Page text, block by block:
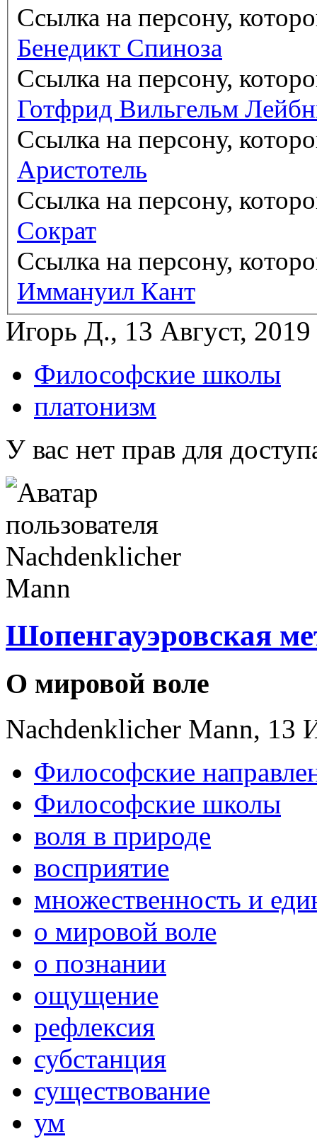
Ссылка на персону,
Бенедикт Спиноза
Ссылка на персону,
Готфрид Вильгельм
Ссылка на персону,
Аристотель
Ссылка на персону,
Сократ
Ссылка на персону,
Иммануил Кант
Игорь Д., 13 Август,
Философские школы
платонизм
У вас нет прав для
Шопенгауэровская
О мировой воле
Nachdenklicher Mann, 13
Философские
Философские школы
воля в природе
восприятие
множественность и
о мировой воле
о познании
ощущение
рефлексия
субстанция
существование
ум